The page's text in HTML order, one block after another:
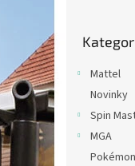
kategorie
Mattel
Novinky
Spin
MGA
Pokémon